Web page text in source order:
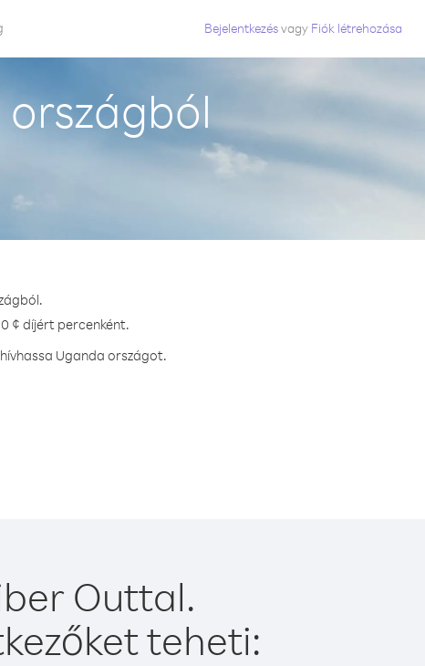
Bejelentkezésvagy Fiók létrehozása
¢ díjért percenként.
Uganda országot.
Outtal.
teheti: